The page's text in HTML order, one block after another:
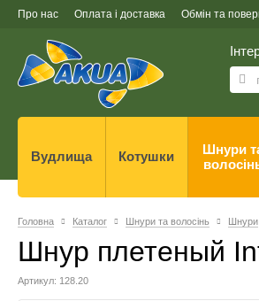
Про нас Оплата і доставка Обмін та
Вудлища Котушки
Шнури
Головна Каталог Шнури та волосінь Шнури
Шнур плетеный
Артикул: 128.20